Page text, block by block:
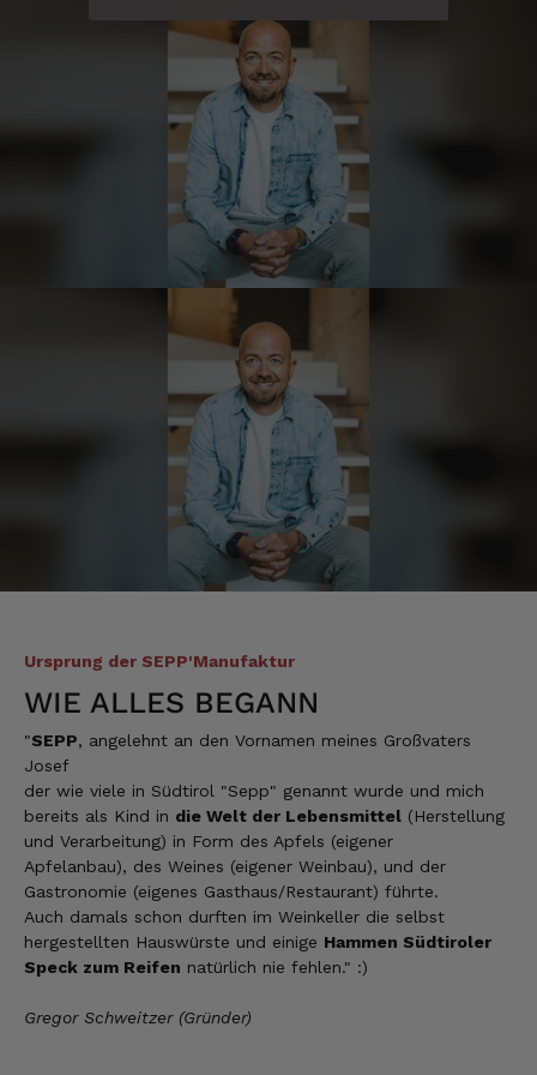
Ursprung der SEPP'Manufaktur
WIE ALLES BEGANN
"SEPP, angelehnt an den Vornamen meines Großvaters
Josef
der wie viele in Südtirol "Sepp" genannt wurde und mich
bereits als Kind in die Welt der Lebensmittel (Herstellung
und Verarbeitung) in Form des Apfels (eigener
Apfelanbau), des Weines (eigener Weinbau), und der
Gastronomie (eigenes Gasthaus/Restaurant) führte.
Auch damals schon durften im Weinkeller die selbst
hergestellten Hauswürste und einige Hammen Südtiroler
Speck zum Reifen natürlich nie fehlen." :)
Gregor Schweitzer (Gründer)
man ohne bedenken bestellen.
Verifizierter Kunde
Sehr gute Produkte und auch eine schnelle
Lieferung. Produkte auch lange haltbar.
Verifizierter Kunde
Die Ware wurde sehr schnell geliefert und ich
habe sie dann auch gleich probiert und es ist
natürlich ein wunderbarer Geschmack aus
Tirol und ich bin froh, dass sie so eine gute
Qualität liefert
Verifizierter Kunde
Pakete. Bin Rentnerin und brauche nicht so
viel.
Tolles Angebot, Qualität und Geschmack -
Note 1
7.8.2026
Man gibt sich sehr viel Mühe mit meine